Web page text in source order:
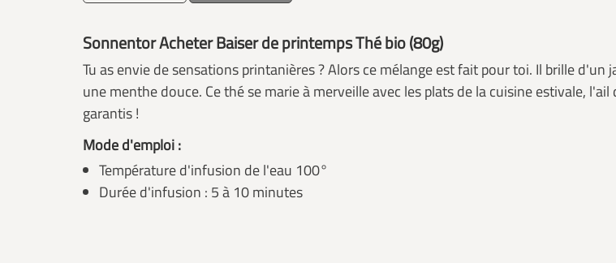
Sonnentor Acheter Baiser de printemps Thé bio (80g)
Tu as envie de sensations printanières ? Alors ce mélange est fait pour toi. Il brille
une menthe douce. Ce thé se marie à merveille avec les plats de la cuisine estivale,
garantis !
Mode d'emploi :
Température d'infusion de l'eau 100°
Durée d'infusion : 5 à 10 minutes